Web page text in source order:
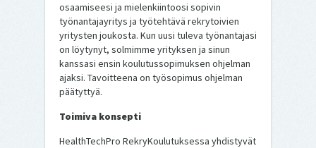
osaamiseesi ja mielenkiintoosi sopivin
työnantajayritys ja työtehtävä rekrytoivien
yritysten joukosta. Kun uusi tuleva työnantajasi
on löytynyt, solmimme yrityksen ja sinun
kanssasi ensin koulutussopimuksen ohjelman
ajaksi. Tavoitteena on työsopimus ohjelman
päätyttyä.
Toimiva konsepti
HealthTechPro RekryKoulutuksessa yhdistyvät